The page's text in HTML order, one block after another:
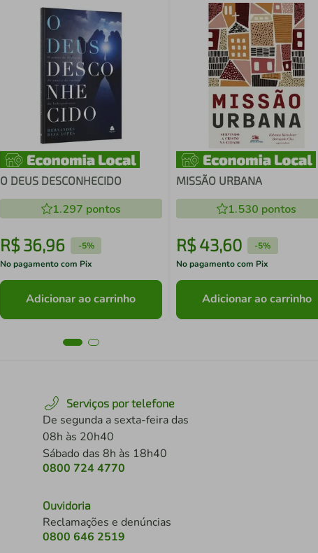
O DEUS DESCONHECIDO
1.297 pontos
R$36,96 -5%
No pagamento com Pix
Adicionar ao carrinho
MISSÃO URBANA
1.530 pontos
R$ 43,60 -5%
No pagamento com Pix
Adicionar ao carrinho
Serviços por telefone
De segunda a sexta-feira das
08h às 20h40
Sábado das 8h às 18h40
0800 724 4770
Ouvidoria
Reclamações e denúncias
0800 646 2519